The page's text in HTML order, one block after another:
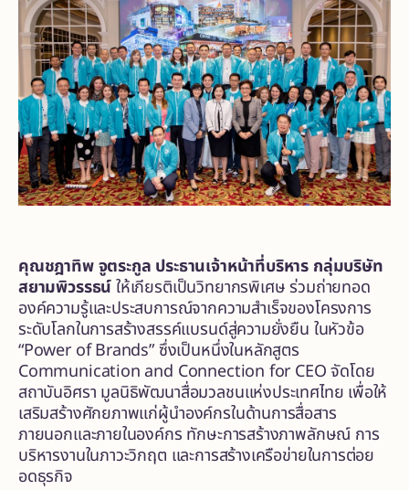
คุณชฎาทิพ จูตระกูล ประธานเจ้าหน้าที่บริหาร กลุ่มบริษัท
สยามพิวรรธน์ให้เกียรติเป็นวิทยากรพิเศษ ร่วมถ่ายทอด
องค์ความรู้และประสบการณ์จากความสำเร็จของโครงการ
ระดับโลกในการสร้างสรรค์แบรนด์สู่ความยั่งยืน ในหัวข้อ
“Power of Brands” ซึ่งเป็นหนึ่งในหลักสูตร
Communication and Connection for CEO จัดโดย
สถาบันอิศรา มูลนิธิพัฒนาสื่อมวลชนแห่งประเทศไทย เพื่อให้
เสริมสร้างศักยภาพแก่ผู้นำองค์กรในด้านการสื่อสาร
ภายนอกและภายในองค์กร ทักษะการสร้างภาพลักษณ์ การ
บริหารงานในภาวะวิกฤต และการสร้างเครือข่ายในการต่อย
อดธุรกิจ